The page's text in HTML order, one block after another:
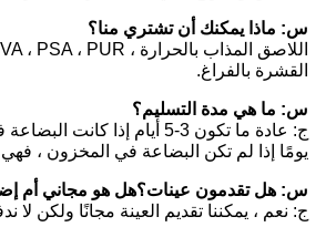
س: ماذا يمكنك أن تشتري منا؟
القشرة بالفراغ.
س: ما هي مدة التسليم؟
يومًا إذا لم تكن البضاعة في المخزون ،
س: هل تقدمون عينات؟هل هو مجاني أم
ج: نعم ، يمكننا تقديم العينة مجانًا ولكن لا